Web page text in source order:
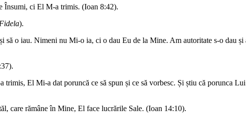
Însumi, ci El M-a trimis. (Ioan 8:42).
).
să o iau. Nimeni nu Mi-o ia, ci o dau Eu de la Mine. Am autoritate s-o dau
El Mi-a dat poruncă ce să spun și ce să vorbesc. Și știu că porunca
care rămâne în Mine, El face lucrările Sale. (Ioan 14:10).